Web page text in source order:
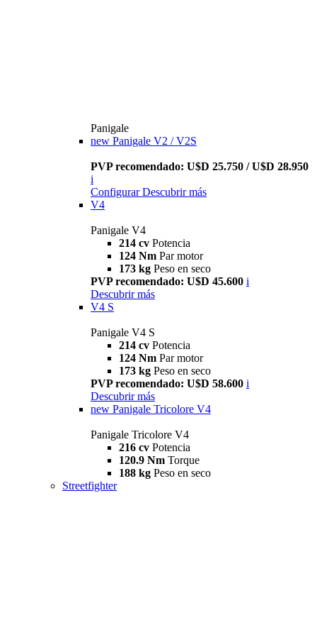
Panigale
new Panigale V2 / V2S
PVP recomendado: U$D 25.750 / U$D 28.950
i
Configurar Descubrir más
V4
Panigale V4
214 cv Potencia
124 Nm Par motor
173 kg Peso en seco
PVP recomendado: U$D 45.600 i
Descubrir más
V4 S
Panigale V4 S
214 cv Potencia
124 Nm Par motor
173 kg Peso en seco
PVP recomendado: U$D 58.600 i
Descubrir más
new Panigale Tricolore V4
Panigale Tricolore V4
216 cv Potencia
120.9 Nm Torque
188 kg Peso en seco
Streetfighter